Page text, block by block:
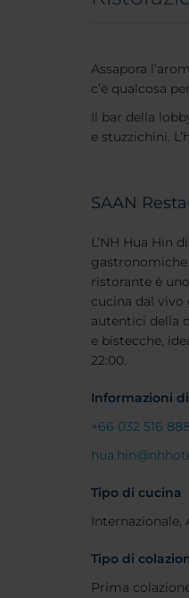
Assapora
c’è qualcosa
Il bar della
e stuzzichini.
SAAN
L’NH Hua Hin
ristorante è
cucina dal vivo
autentici della
e bistecche,
22:00.
Informazioni
+66 032 516 888
Tipo di cucina
Internazionale,
Tipo di
Prima